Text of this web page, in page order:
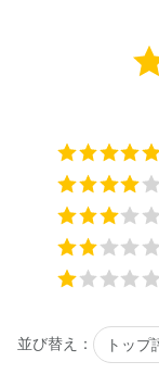
●パッケージはリ
合がございます。
●パッケージのリ
載と異なる場合が